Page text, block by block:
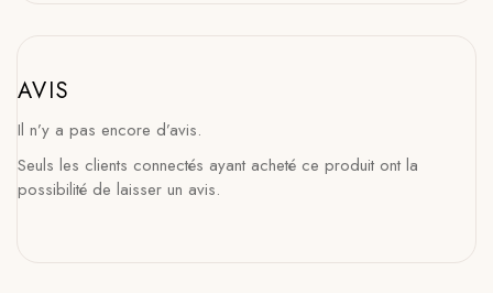
AVIS
Il n’y a pas encore d’avis.
Seuls les clients connectés ayant acheté ce produit ont la
possibilité de laisser un avis.